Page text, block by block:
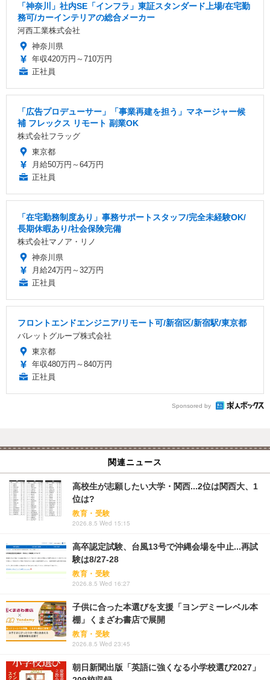
「神奈川」社内SE「インフラ」東証スタンダード上場/在宅勤
務可/カーインテリアの総合メーカー
河西工業株式会社
神奈川県
年収420万円～710万円
正社員
「広告プロデューサー」「事業再建を担う」マネージャー候
補 フレックス リモート 副業OK
株式会社フラッグ
東京都
月給50万円～64万円
正社員
「在宅勤務制度あり」事務サポートスタッフ/完全未経験OK/
長期休暇あり/社会保険完備
株式会社マノア・リノ
神奈川県
月給24万円～32万円
正社員
フロントエンドエンジニア/リモート可/新宿区/新宿駅/東京都
バレットグループ株式会社
東京都
年収480万円～840万円
正社員
Sponsored by
関連ニュース
高校生が志願したい大学・関西...2位は関西大、1
位は?
教育・受験
2026.8.5 Wed 15:15
高卒認定試験、台風13号で沖縄会場を中止...再試
験は8/27-28
教育・受験
2026.8.5 Wed 16:27
子供に合った本選びを支援「ヨンデミーレベル本
棚」くまざわ書店で展開
教育・受験
2026.8.5 Wed 23:45
朝日新聞出版「英語に強くなる小学校選び2027」